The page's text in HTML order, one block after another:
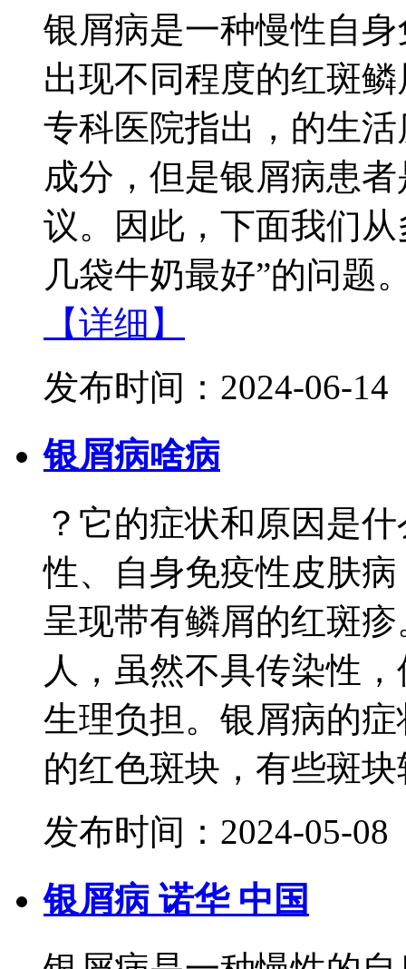
银屑病是一种慢性自
出现不同程度的红斑
专科医院指出，的生
成分，但是银屑病患
议。因此，下面我们
几袋牛奶最好”的问题
【详细】
发布时间：2024-06-14
银屑病啥病
？它的症状和原因是
性、自身免疫性皮肤
呈现带有鳞屑的红斑
人，虽然不具传染性
生理负担。银屑病的
的红色斑块，有些斑块
发布时间：2024-05-08
银屑病 诺华 中国